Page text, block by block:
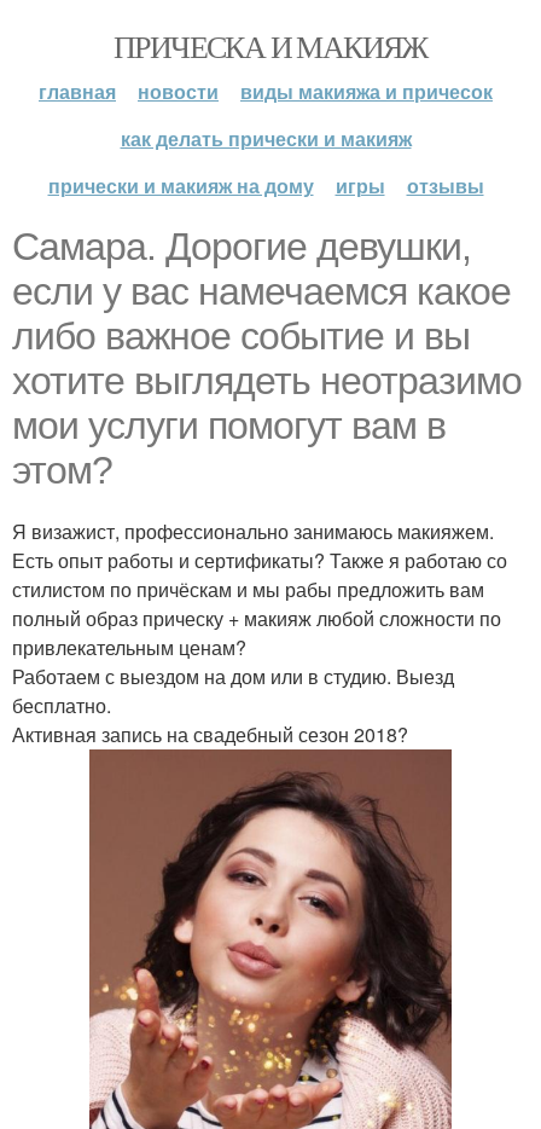
ПРИЧЕСКА И МАКИЯЖ
главная новости
виды макияжа и причесок
как делать прически и макияж
прически и макияж на дому
игры отзывы
Самара. Дорогие девушки,
если у вас намечаемся какое
либо важное событие и вы
хотите выглядеть неотразимо
мои услуги помогут вам в
этом?
Я визажист, профессионально занимаюсь макияжем.
Есть опыт работы и сертификаты? Также я работаю со
стилистом по причёскам и мы рабы предложить вам
полный образ прическу + макияж любой сложности по
привлекательным ценам?
Работаем с выездом на дом или в студию. Выезд
бесплатно.
Активная запись на свадебный сезон 2018?